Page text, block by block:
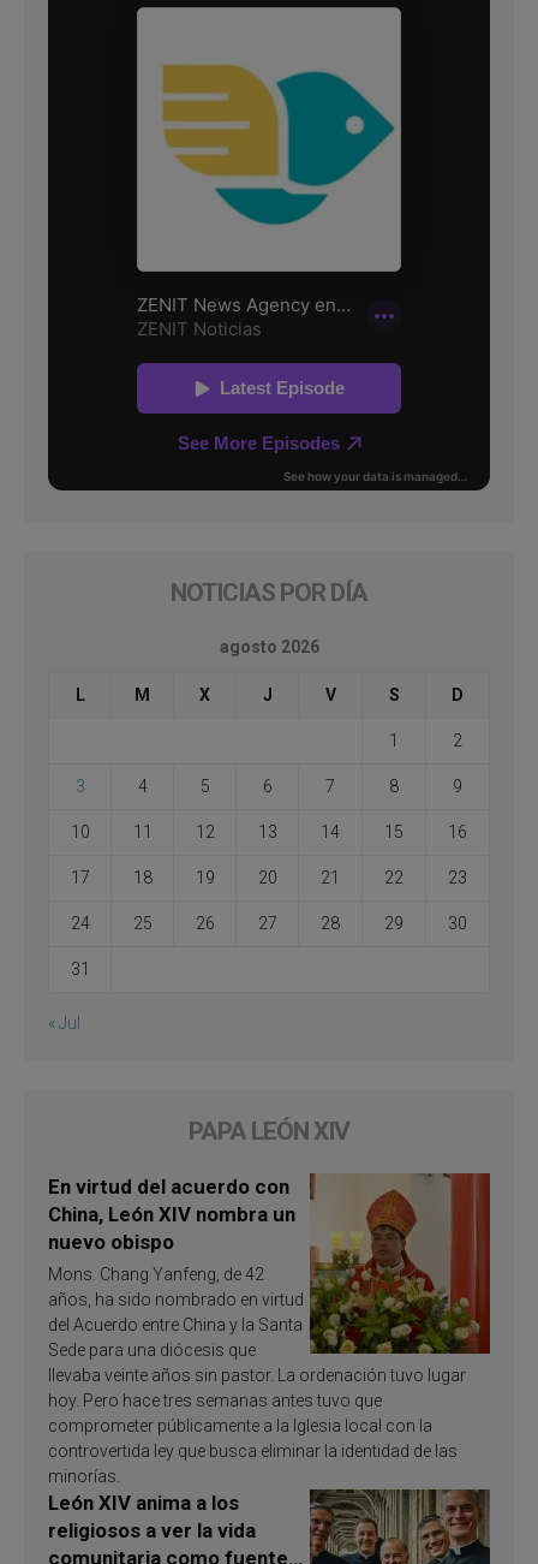
NOTICIAS POR DÍA
agosto 2026
L M X J V S D
1 2
3 4 5 6 7 8 9
10 11 12 13 14 15 16
17 18 19 20 21 22 23
24 25 26 27 28 29 30
31
« Jul
PAPA LEÓN XIV
En virtud del acuerdo con
China, León XIV nombra un
nuevo obispo
Mons. Chang Yanfeng, de 42
años, ha sido nombrado en virtud
del Acuerdo entre China y la Santa
Sede para una diócesis que
llevaba veinte años sin pastor. La ordenación tuvo lugar
hoy. Pero hace tres semanas antes tuvo que
comprometer públicamente a la Iglesia local con la
controvertida ley que busca eliminar la identidad de las
minorías.
León XIV anima a los
religiosos a ver la vida
comunitaria como fuente